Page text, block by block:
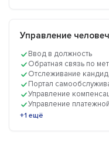
Управление
Ввод в должность
Обратная связь по
Отслеживание
Портал
Управление
Управление
+1 ещё